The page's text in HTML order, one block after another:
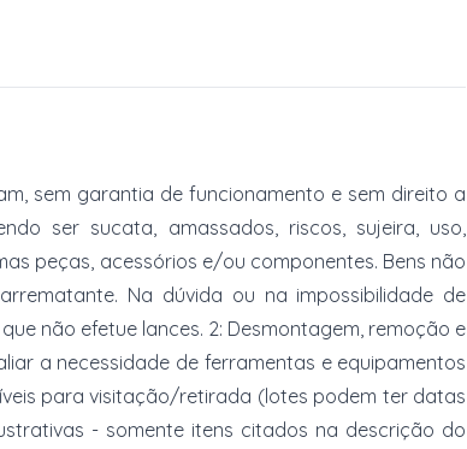
sem garantia de funcionamento e sem direito a
ser sucata, amassados, riscos, sujeira, uso,
peças, acessórios e/ou componentes. Bens não
Na dúvida ou na impossibilidade de
não efetue lances. 2: Desmontagem, remoção e
a necessidade de ferramentas e equipamentos
para visitação/retirada (lotes podem ter datas
- somente itens citados na descrição do